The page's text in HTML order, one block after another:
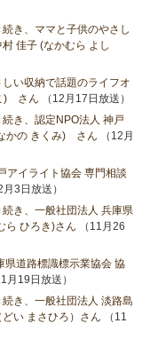
き、ママと子供のやさし
佳子 (なかむら よし
い収納で話題のライフオ
) さん （12月17日放送）
き、認定NPO法人 神戸
かの きくみ) さん （12月
アイライト協会 専門相談
月3日放送）
き、一般社団法人 兵庫県
ら ひろき)さん （11月26
県道路標識標示業協会 協
月19日放送）
き、一般社団法人 淡路島
い まさひろ）さん （11